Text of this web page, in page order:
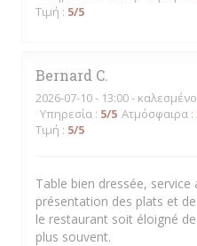
Τιμή : 5/5
Bernard C
2026-07-10- 13:00 -
Υπηρεσία : 5/5 Ατμόσφαιρα :
Τιμή : 5/5
Table bien dressée,
présentation des plats et
le restaurant soit éloigné
plus souvent.